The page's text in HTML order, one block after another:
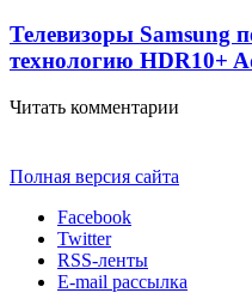
Телевизоры Samsung
технологию HDR10+
Читать комментарии
Полная версия сайта
Facebook
Twitter
RSS-ленты
E-mail рассылка